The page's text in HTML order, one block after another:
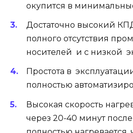
окупится в
Достаточно высокий
полного отсутствия
носителей и с низкой
Простота в
полностью
Высокая скорость
через 20-40 минут